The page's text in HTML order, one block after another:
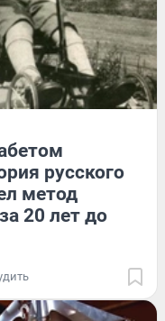
русского
метод
20 лет до